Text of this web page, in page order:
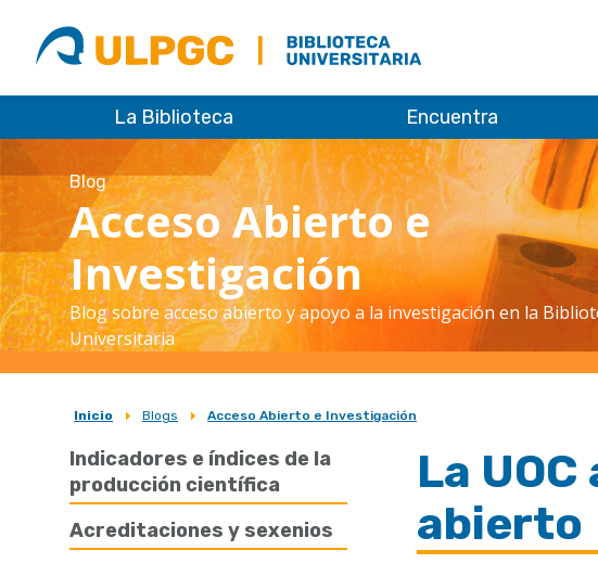
ULPGC
Biblioteca
ULPGC
La Biblioteca Encuentra
Blog
Acceso Abierto e
Investigación
Blog sobre acceso abierto y apoyo a la investigación en la
Universitaria
Sobrescribir
enlaces
de
ayuda
Inicio Blogs Acceso Abierto e Investigación
Indicadores e índices de la
producción científica
Acreditaciones y sexenios
La
abierto